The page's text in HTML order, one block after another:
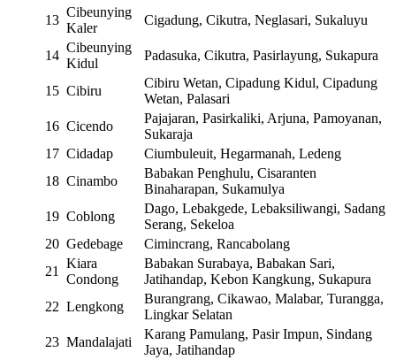
13
Cibeunying
Kaler
Cigadung, Cikutra, Neglasari, Sukaluyu
14
Cibeunying
Kidul
Padasuka, Cikutra, Pasirlayung, Sukapura
15 Cibiru
Cibiru Wetan, Cipadung Kidul, Cipadung
Wetan, Palasari
16 Cicendo
Pajajaran, Pasirkaliki, Arjuna, Pamoyanan,
Sukaraja
17 Cidadap
Ciumbuleuit, Hegarmanah, Ledeng
18 Cinambo
Babakan Penghulu, Cisaranten
Binaharapan, Sukamulya
19 Coblong
Dago, Lebakgede, Lebaksiliwangi, Sadang
Serang, Sekeloa
20 Gedebage
Cimincrang, Rancabolang
21
Kiara
Condong
Babakan Surabaya, Babakan Sari,
Jatihandap, Kebon Kangkung, Sukapura
22 Lengkong
Burangrang, Cikawao, Malabar, Turangga,
Lingkar Selatan
23 Mandalajati
Karang Pamulang, Pasir Impun, Sindang
Jaya, Jatihandap